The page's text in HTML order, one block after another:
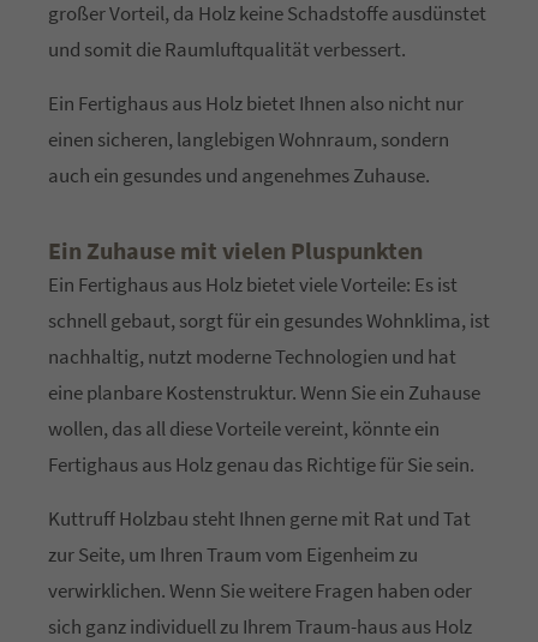
großer Vorteil, da Holz keine Schadstoffe ausdünstet
und somit die Raumluftqualität verbessert.
Ein Fertighaus aus Holz bietet Ihnen also nicht nur
einen sicheren, langlebigen Wohnraum, sondern
auch ein gesundes und angenehmes Zuhause.
Ein Zuhause mit vielen Pluspunkten
Ein Fertighaus aus Holz bietet viele Vorteile: Es ist
schnell gebaut, sorgt für ein gesundes Wohnklima, ist
nachhaltig, nutzt moderne Technologien und hat
eine planbare Kostenstruktur. Wenn Sie ein Zuhause
wollen, das all diese Vorteile vereint, könnte ein
Fertighaus aus Holz genau das Richtige für Sie sein.
Kuttruff Holzbau steht Ihnen gerne mit Rat und Tat
zur Seite, um Ihren Traum vom Eigenheim zu
verwirklichen. Wenn Sie weitere Fragen haben oder
sich ganz individuell zu Ihrem Traum-haus aus Holz